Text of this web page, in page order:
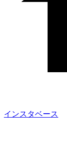
インスタベース